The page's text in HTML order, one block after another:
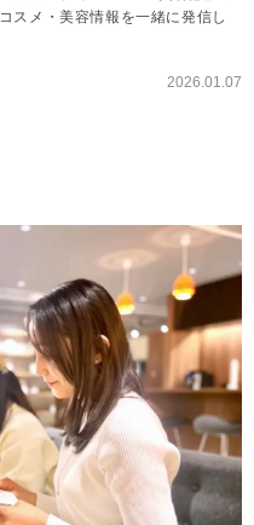
スメ・美容情報を一緒に発信し
2026.01.07